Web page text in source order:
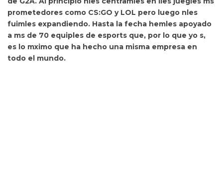
prometedores como CS:GO y LOL pero luego nles
fuimles expandiendo. Hasta la fecha hemles apoyado
a ms de 70 equiples de esports que, por lo que yo s,
es lo mximo que ha hecho una misma empresa en
todo el mundo.